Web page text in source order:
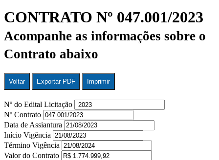
CONTRATO Nº 047.001/2023
Acompanhe as informações sobre o
Contrato abaixo
Voltar Exportar PDF Imprimir
Nº do Edital Licitação
Nº Contrato
Data de Assiantura
Início Vigência
Término Vigência
Valor do Contrato